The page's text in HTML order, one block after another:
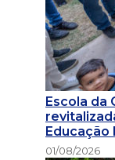
Escola da
Educação
01/08/2026